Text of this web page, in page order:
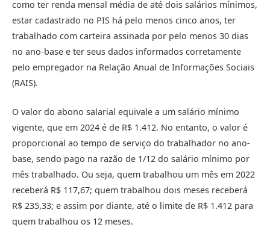
como ter renda mensal média de até dois salários mínimos,
estar cadastrado no PIS há pelo menos cinco anos, ter
trabalhado com carteira assinada por pelo menos 30 dias
no ano-base e ter seus dados informados corretamente
pelo empregador na Relação Anual de Informações Sociais
(RAIS).
O valor do abono salarial equivale a um salário mínimo
vigente, que em 2024 é de R$ 1.412. No entanto, o valor é
proporcional ao tempo de serviço do trabalhador no ano-
base, sendo pago na razão de 1/12 do salário mínimo por
mês trabalhado. Ou seja, quem trabalhou um mês em 2022
receberá R$ 117,67; quem trabalhou dois meses receberá
R$ 235,33; e assim por diante, até o limite de R$ 1.412 para
quem trabalhou os 12 meses.